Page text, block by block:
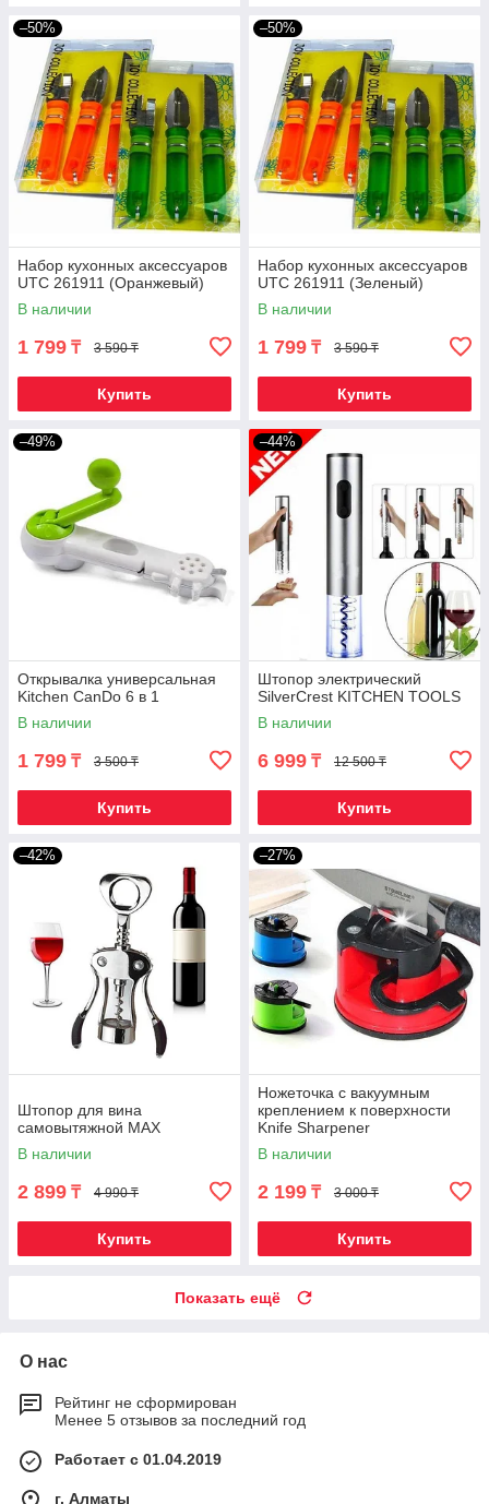
–50%
Набор кухонных аксессуаров
UTC 261911 (Оранжевый)
В наличии
1 799 ₸ 3 590 ₸
Купить
–50%
Набор кухонных аксессуаров
UTC 261911 (Зеленый)
В наличии
1 799 ₸ 3 590 ₸
Купить
–49%
Открывалка универсальная
Kitchen CanDo 6 в 1
В наличии
1 799 ₸ 3 500 ₸
Купить
–44%
Штопор электрический
SilverCrest KITCHEN TOOLS
В наличии
6 999 ₸ 12 500 ₸
Купить
–42%
Штопор для вина
самовытяжной MAX
В наличии
2 899 ₸ 4 990 ₸
Купить
–27%
Ножеточка с вакуумным
креплением к поверхности
Knife Sharpener
В наличии
2 199 ₸ 3 000 ₸
Купить
Показать ещё
О нас
Рейтинг не сформирован
Менее 5 отзывов за последний год
Работает с 01.04.2019
г. Алматы